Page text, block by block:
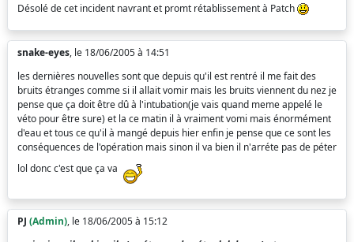
Désolé de cet incident navrant et promt rétablissement à Patch
snake-eyes, le 18/06/2005 à 14:51
les dernières nouvelles sont que depuis qu'il est rentré il me fait des
bruits étranges comme si il allait vomir mais les bruits viennent du nez je
pense que ça doit être dû à l'intubation(je vais quand meme appelé le
véto pour être sure) et la ce matin il à vraiment vomi mais énormément
d'eau et tous ce qu'il à mangé depuis hier enfin je pense que ce sont les
conséquences de l'opération mais sinon il va bien il n'arréte pas de péter
lol donc c'est que ça va
PJ (Admin), le 18/06/2005 à 15:12